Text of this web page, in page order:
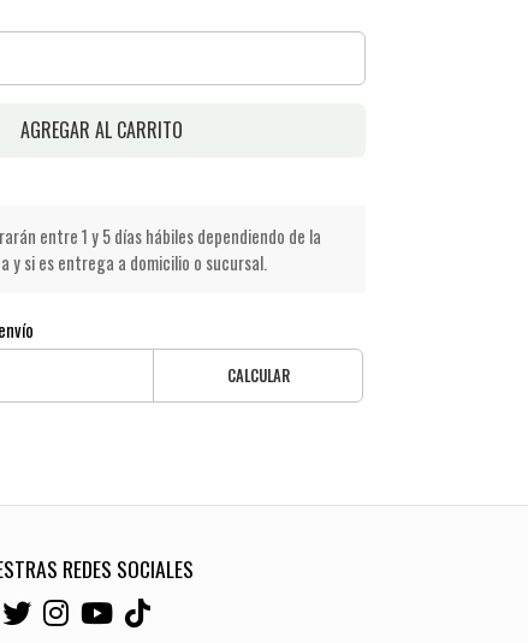
AGREGAR AL CARRITO
entre 1 y 5 días hábiles dependiendo de la
y si es entrega a domicilio o sucursal.
CALCULAR
REDES SOCIALES